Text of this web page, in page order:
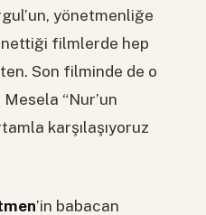
yönetmenliğe
filmlerde hep
Son filminde de o
“Nur’un
karşılaşıyoruz
’in babacan